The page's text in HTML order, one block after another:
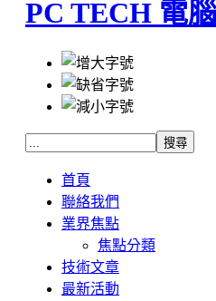
PC TECH 電
首頁
聯絡我們
業界焦點
焦點分類
技術文章
最新活動